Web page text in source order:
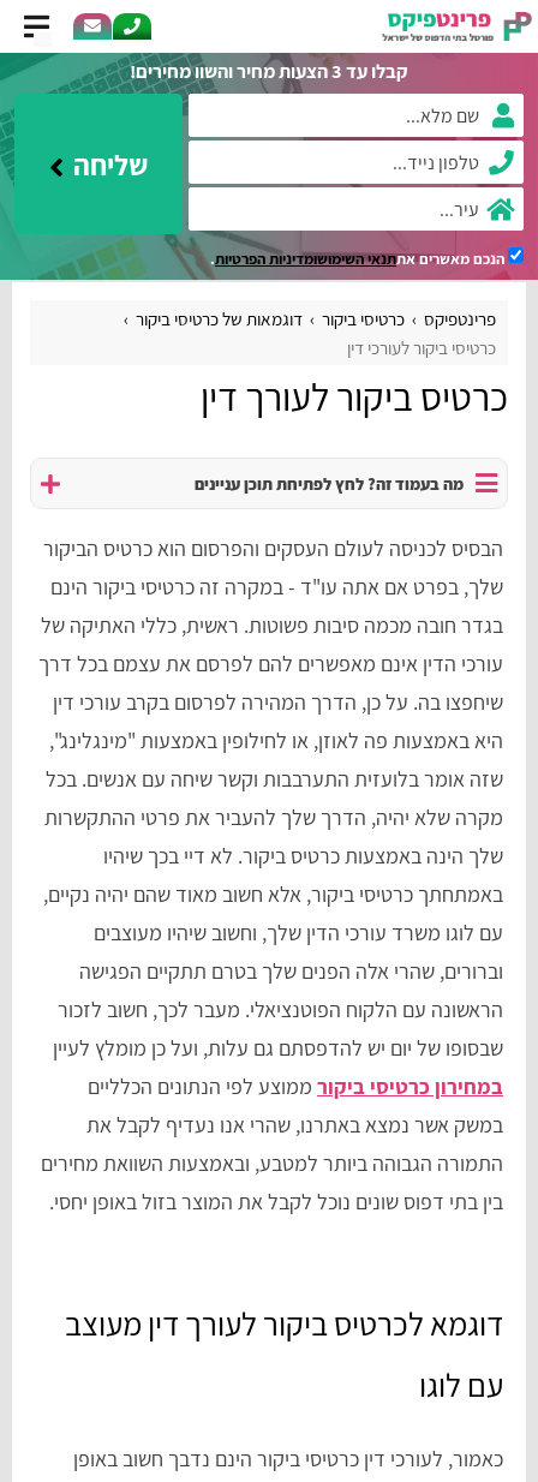
קבלו עד 3 הצעות מחיר והשוו מחירים!
שליחה
הנכם מאשרים אתתנאי השימושומדיניות הפרטיות.
פרינטפיקס כרטיסי ביקור
דוגמאות של כרטיסי ביקור
כרטיסי ביקור לעורכי דין
כרטיס ביקור לעורך דין
מה בעמוד זה? לחץ לפתיחת תוכן עניינים
הבסיס לכניסה לעולם העסקים והפרסום הוא כרטיס הביקור
שלך, בפרט אם אתה עו"ד - במקרה זה כרטיסי ביקור הינם
בגדר חובה מכמה סיבות פשוטות. ראשית, כללי האתיקה של
עורכי הדין אינם מאפשרים להם לפרסם את עצמם בכל דרך
שיחפצו בה. על כן, הדרך המהירה לפרסום בקרב עורכי דין
היא באמצעות פה לאוזן, או לחילופין באמצעות "מינגלינג",
שזה אומר בלועזית התערבבות וקשר שיחה עם אנשים. בכל
מקרה שלא יהיה, הדרך שלך להעביר את פרטי ההתקשרות
שלך הינה באמצעות כרטיס ביקור. לא דיי בכך שיהיו
באמתחתך כרטיסי ביקור, אלא חשוב מאוד שהם יהיה נקיים,
עם לוגו משרד עורכי הדין שלך, וחשוב שיהיו מעוצבים
וברורים, שהרי אלה הפנים שלך בטרם תתקיים הפגישה
הראשונה עם הלקוח הפוטנציאלי. מעבר לכך, חשוב לזכור
שבסופו של יום יש להדפסתם גם עלות, ועל כן מומלץ לעיין
במחירון כרטיסי ביקור ממוצע לפי הנתונים הכלליים
במשק אשר נמצא באתרנו, שהרי אנו נעדיף לקבל את
התמורה הגבוהה ביותר למטבע, ובאמצעות השוואת מחירים
בין בתי דפוס שונים נוכל לקבל את המוצר בזול באופן יחסי.
דוגמא לכרטיס ביקור לעורך דין מעוצב
עם לוגו
כאמור, לעורכי דין כרטיסי ביקור הינם נדבך חשוב באופן